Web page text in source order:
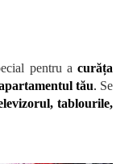
pentru a curăța
tău. Se
tablourile,